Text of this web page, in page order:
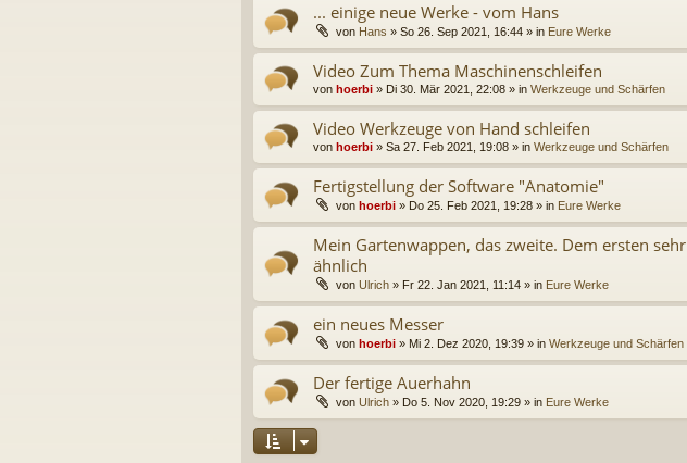
... einige neue Werke - vom Hans
von Hans » So 26. Sep 2021, 16:44 » in Eure Werke
Video Zum Thema Maschinenschleifen
von hoerbi » Di 30. Mär 2021, 22:08 » in Werkzeuge und Schärfen
Video Werkzeuge von Hand schleifen
von hoerbi » Sa 27. Feb 2021, 19:08 » in Werkzeuge und Schärfen
Fertigstellung der Software "Anatomie"
von hoerbi » Do 25. Feb 2021, 19:28 » in Eure Werke
Mein Gartenwappen, das zweite. Dem ersten sehr
ähnlich
von Ulrich » Fr 22. Jan 2021, 11:14 » in Eure Werke
ein neues Messer
von hoerbi » Mi 2. Dez 2020, 19:39 » in Werkzeuge und Schärfen
Der fertige Auerhahn
von Ulrich » Do 5. Nov 2020, 19:29 » in Eure Werke